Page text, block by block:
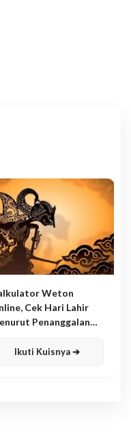
Weton
Cek Hari Lahir
Penanggalan
Ikuti Kuisnya ➔